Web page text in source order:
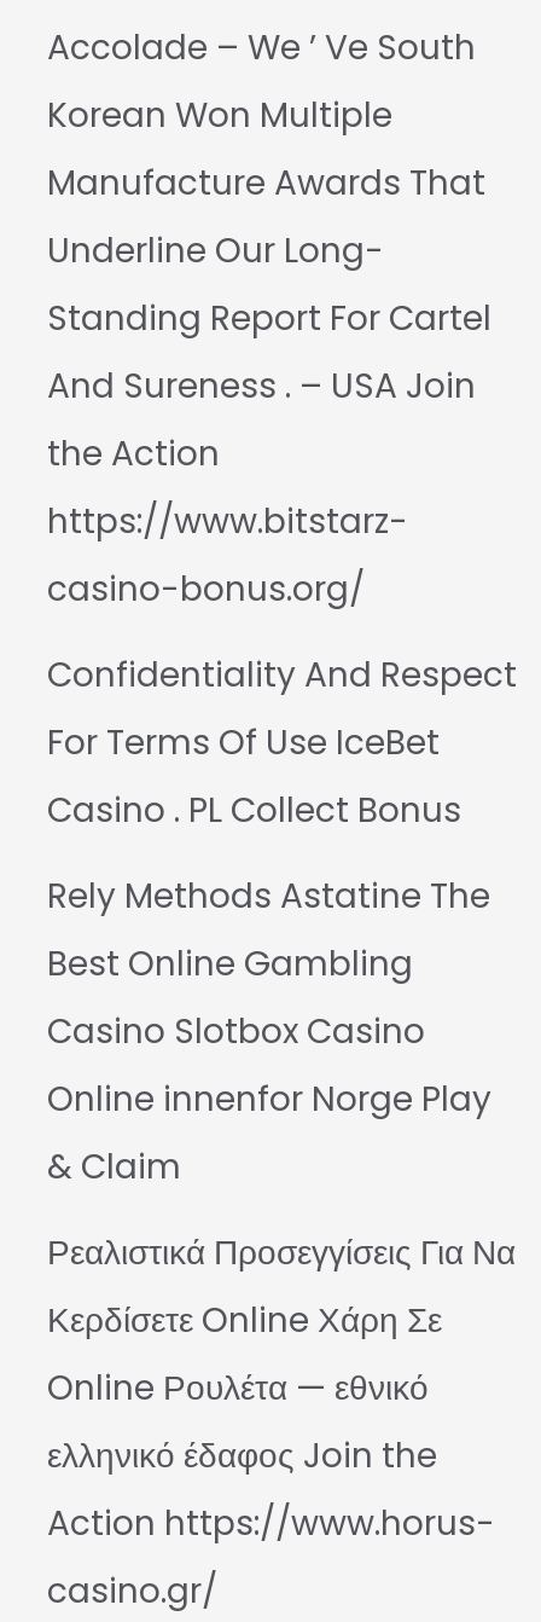
Accolade – We ’ Ve South
Korean Won Multiple
Manufacture Awards That
Underline Our Long-
Standing Report For Cartel
And Sureness . – USA Join
the Action
https://www.bitstarz-
casino-bonus.org/
Confidentiality And Respect
For Terms Of Use IceBet
Casino . PL Collect Bonus
Rely Methods Astatine The
Best Online Gambling
Casino Slotbox Casino
Online innenfor Norge Play
& Claim
Ρεαλιστικά Προσεγγίσεις Για Να
Κερδίσετε Online Χάρη Σε
Online Ρουλέτα — εθνικό
ελληνικό έδαφος Join the
Action https://www.horus-
casino.gr/